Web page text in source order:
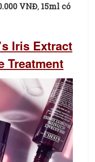
VNĐ, 15ml có
Iris Extract
Treatment